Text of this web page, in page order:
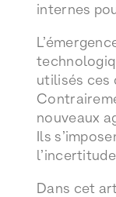
internes
utilisés ces
nouveaux
Ils
Dans cet